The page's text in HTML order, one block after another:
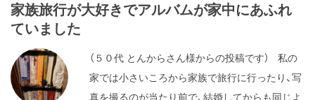
家族旅行が大好きでアルバムが家中にあふれ
ていました
（５０代 とんからさん様からの投稿です） 私の
家では小さいころから家族で旅行に行ったり、写
真を撮るのが当たり前で、結婚してからも同じよ